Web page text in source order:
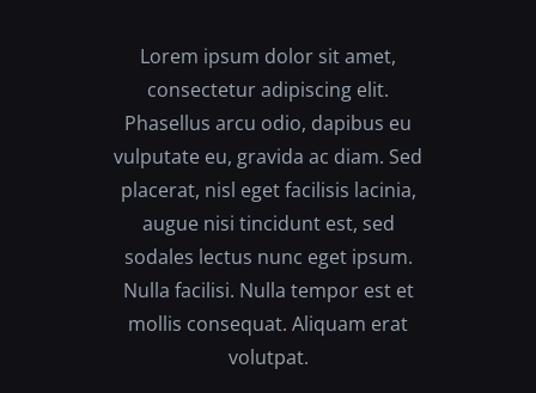
Lorem ipsum dolor sit amet,
consectetur adipiscing elit.
Phasellus arcu odio, dapibus eu
vulputate eu, gravida ac diam. Sed
placerat, nisl eget facilisis lacinia,
augue nisi tincidunt est, sed
sodales lectus nunc eget ipsum.
Nulla facilisi. Nulla tempor est et
mollis consequat. Aliquam erat
volutpat.